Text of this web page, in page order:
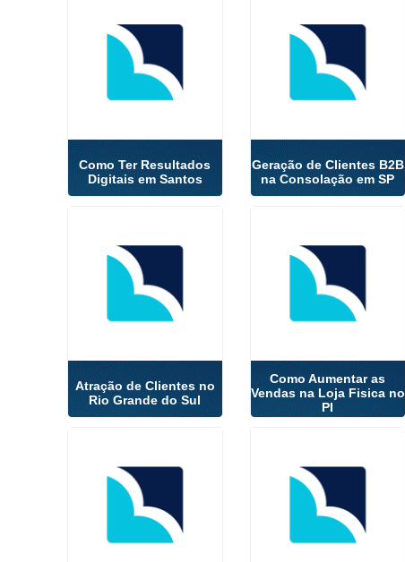
Como Ter Resultados
Digitais em Santos
Geração de Clientes B2B
na Consolação em SP
Atração de Clientes no
Rio Grande do Sul
Como Aumentar as
Vendas na Loja Fisica no
PI